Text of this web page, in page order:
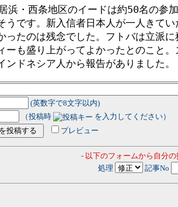
(英数字で8文字以内)
（投稿時
を入力してください）
プレビュー
- 以下のフォームから自分
処理
記事No